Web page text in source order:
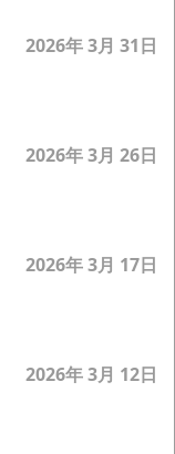
2026年 3月 31日
2026年 3月 26日
2026年 3月 17日
2026年 3月 12日